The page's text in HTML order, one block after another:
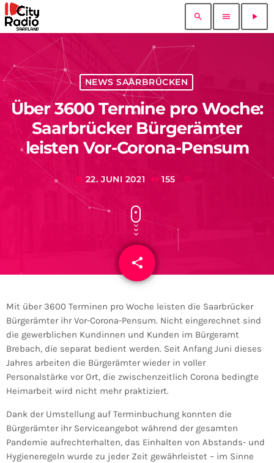
search menu play_arrow
NEWS SAARBRÜCKEN
Über 3600 Termine pro Woche:
Saarbrücker Bürgerämter
leisten Vor-Corona-Pensum
today 22. JUNI 2021 155
share
email
Mit über 3600 Terminen pro Woche leisten die Saarbrücker
Bürgerämter ihr Vor-Corona-Pensum. Nicht eingerechnet sind
die gewerblichen Kundinnen und Kunden im Bürgeramt
Brebach, die separat bedient werden. Seit Anfang Juni dieses
Jahres arbeiten die Bürgerämter wieder in voller
Personalstärke vor Ort, die zwischenzeitlich Corona bedingte
Heimarbeit wird nicht mehr praktiziert.
Dank der Umstellung auf Terminbuchung konnten die
Bürgerämter ihr Serviceangebot während der gesamten
Pandemie aufrechterhalten, das Einhalten von Abstands- und
Hygieneregeln wurde zu jeder Zeit gewährleistet – im Sinne